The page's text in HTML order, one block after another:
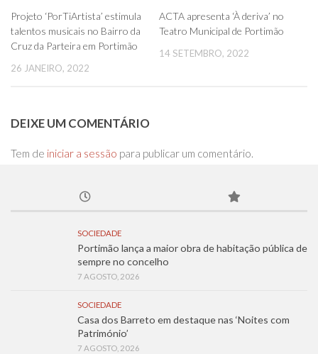
Projeto ‘PorTiArtista’ estimula
talentos musicais no Bairro da
Cruz da Parteira em Portimão
26 JANEIRO, 2022
ACTA apresenta ‘À deriva’ no
Teatro Municipal de Portimão
14 SETEMBRO, 2022
DEIXE UM COMENTÁRIO
Tem de iniciar a sessão para publicar um comentário.
SOCIEDADE
Portimão lança a maior obra de habitação pública de
sempre no concelho
7 AGOSTO, 2026
SOCIEDADE
Casa dos Barreto em destaque nas ‘Noites com
Património’
7 AGOSTO, 2026